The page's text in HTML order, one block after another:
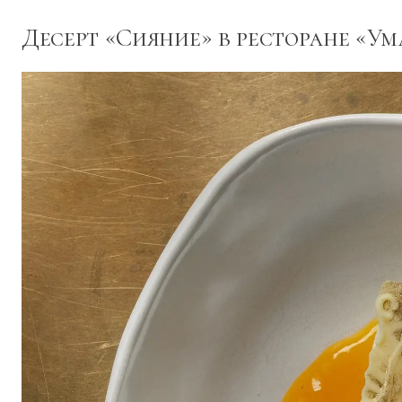
Десерт «Сияние» в ресторане